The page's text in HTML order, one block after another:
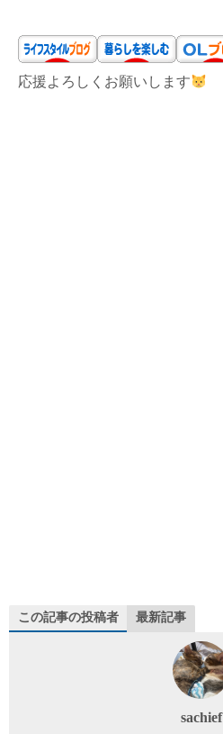
応援よろしくお願いします
この記事の投稿者 最新記事
sachief